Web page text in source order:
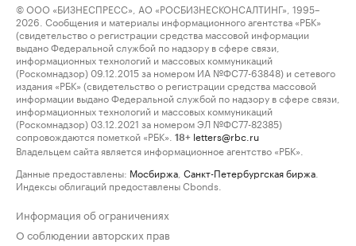
© ООО «БИЗНЕСПРЕСС», АО «РОСБИЗНЕСКОНСАЛТИНГ», 1995–
2026. Сообщения и материалы информационного агентства «РБК»
(свидетельство о регистрации средства массовой информации
выдано Федеральной службой по надзору в сфере связи,
информационных технологий и массовых коммуникаций
(Роскомнадзор) 09.12.2015 за номером ИА №ФС77-63848) и сетевого
издания «РБК» (свидетельство о регистрации средства массовой
информации выдано Федеральной службой по надзору в сфере связи,
информационных технологий и массовых коммуникаций
(Роскомнадзор) 03.12.2021 за номером ЭЛ №ФС77-82385)
сопровождаются пометкой «РБК».
18+ letters@rbc.ru
Владельцем сайта является информационное агентство «РБК».
Данные предоставлены: Мосбиржа Санкт-Петербургская биржа
Индексы облигаций предоставлены Cbonds.
Информация об ограничениях
О соблюдении авторских прав